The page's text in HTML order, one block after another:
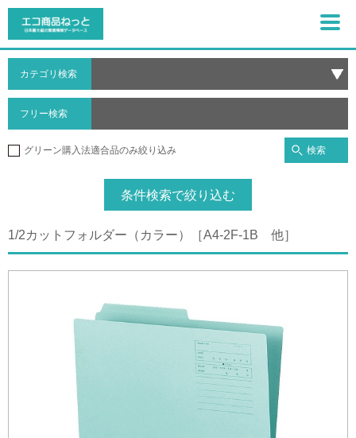
カテゴリ検索
フリー検索
グリーン購入法適合品のみ絞り込み 検索
条件検索で絞り込む
1/2カットフォルダー（カラー）［A4-2F-1B 他］